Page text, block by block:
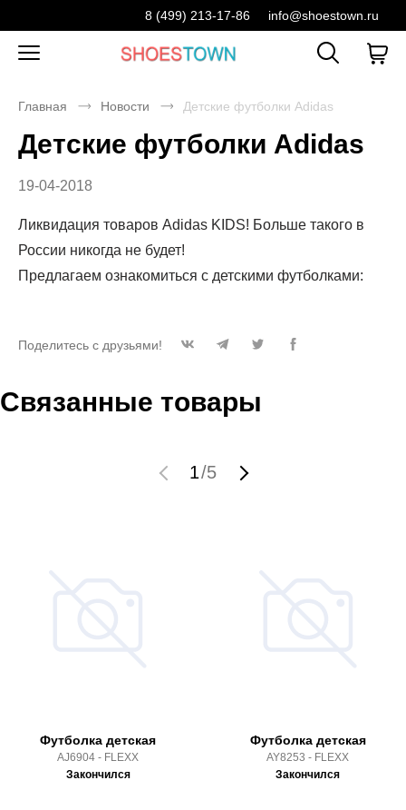
8 (499) 213-17-86 info@shoestown.ru
Главная Новости Детские футболки Adidas
Детские футболки Adidas
19-04-2018
Ликвидация товаров Adidas KIDS! Больше такого в
России никогда не будет!
Предлагаем ознакомиться с детскими футболками:
Поделитесь с друзьями!
Связанные товары
1/5
Футболка детская
AJ6904 - FLEXX
Закончился
Футболка детская
AY8253 - FLEXX
Закончился